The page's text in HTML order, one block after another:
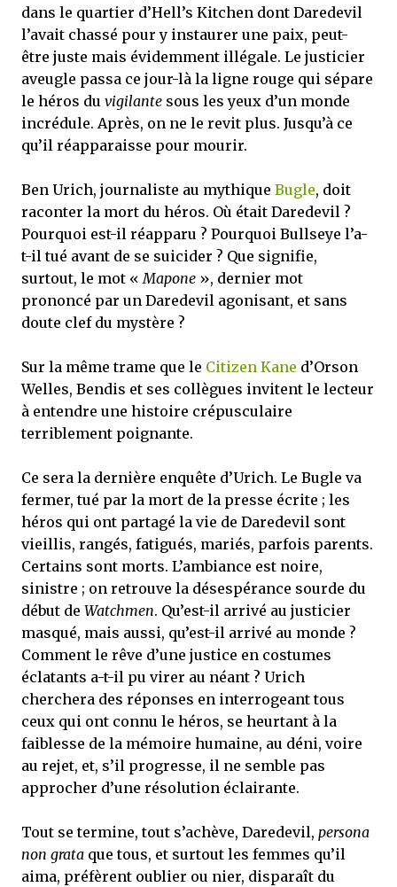
dans le quartier d’Hell’s Kitchen dont Daredevil
l’avait chassé pour y instaurer une paix, peut-
être juste mais évidemment illégale. Le justicier
aveugle passa ce jour-là la ligne rouge qui sépare
le héros du vigilante sous les yeux d’un monde
incrédule. Après, on ne le revit plus. Jusqu’à ce
qu’il réapparaisse pour mourir.
Ben Urich, journaliste au mythique Bugle, doit
raconter la mort du héros. Où était Daredevil ?
Pourquoi est-il réapparu ? Pourquoi Bullseye l’a-
t-il tué avant de se suicider ? Que signifie,
surtout, le mot «Mapone », dernier mot
prononcé par un Daredevil agonisant, et sans
doute clef du mystère ?
Sur la même trame que le Citizen Kane d’Orson
Welles, Bendis et ses collègues invitent le lecteur
à entendre une histoire crépusculaire
terriblement poignante.
Ce sera la dernière enquête d’Urich. Le Bugle va
fermer, tué par la mort de la presse écrite ; les
héros qui ont partagé la vie de Daredevil sont
vieillis, rangés, fatigués, mariés, parfois parents.
Certains sont morts. L’ambiance est noire,
sinistre ; on retrouve la désespérance sourde du
début de Watchmen. Qu’est-il arrivé au justicier
masqué, mais aussi, qu’est-il arrivé au monde ?
Comment le rêve d’une justice en costumes
éclatants a-t-il pu virer au néant ? Urich
cherchera des réponses en interrogeant tous
ceux qui ont connu le héros, se heurtant à la
faiblesse de la mémoire humaine, au déni, voire
au rejet, et, s’il progresse, il ne semble pas
approcher d’une résolution éclairante.
Tout se termine, tout s’achève, Daredevil, persona
non grata que tous, et surtout les femmes qu’il
aima, préfèrent oublier ou nier, disparaît du